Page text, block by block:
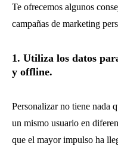
Te ofrecemos algunos
campañas de marketing
1. Utiliza los datos
y offline.
Personalizar no tiene nada
un mismo usuario en
que el mayor impulso ha